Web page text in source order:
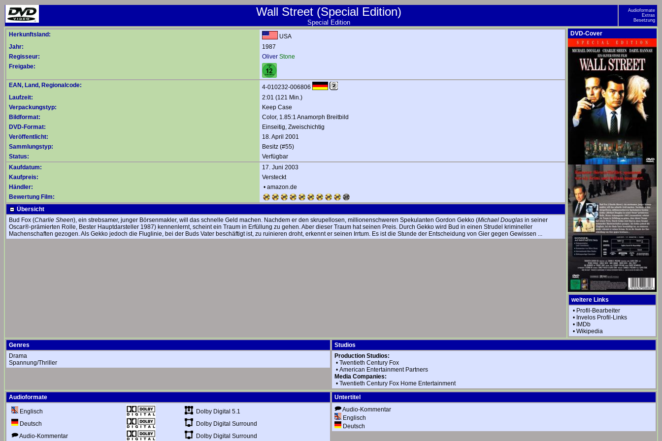
Wall Street (Special Edition)
Special Edition
Audioformate
Extras
Besetzung
Herkunftsland:
USA
Jahr:
1987
Regisseur:
Oliver Stone
Freigabe:
EAN, Land, Regionalcode:
4-010232-006806
Laufzeit:
2:01 (121 Min.)
Verpackungstyp:
Keep Case
Bildformat:
Color, 1.85:1 Anamorph Breitbild
DVD-Format:
Einseitig, Zweischichtig
Veröffentlicht:
18. April 2001
Sammlungstyp:
Besitz (#55)
Status:
Verfügbar
Kaufdatum:
17. Juni 2003
Kaufpreis:
Versteckt
Händler:
• amazon.de
Bewertung Film:
Übersicht
Bud Fox (Charlie Sheen), ein strebsamer, junger Börsenmakler, will das schnelle Geld machen. Nachdem er den skrupellosen, millionenschweren Spekulanten Gordon Gekko (Michael Douglas in seiner
Oscar®-prämierten Rolle, Bester Hauptdarsteller 1987) kennenlernt, scheint ein Traum in Erfüllung zu gehen. Aber dieser Traum hat seinen Preis. Durch Gekko wird Bud in einen Strudel krimineller
Machenschaften gezogen. Als Gekko jedoch die Fluglinie, bei der Buds Vater beschäftigt ist, zu ruinieren droht, erkennt er seinen Irrtum. Es ist die Stunde der Entscheidung von Gier gegen Gewissen ...
DVD-Cover
weitere Links
• Profil-Bearbeiter
• Invelos Profil-Links
• IMDb
• Wikipedia
Genres
Drama
Spannung/Thriller
Studios
Production Studios:
• Twentieth Century Fox
• American Entertainment Partners
Media Companies:
• Twentieth Century Fox Home Entertainment
Audioformate
Englisch
Dolby Digital 5.1
Deutsch
Dolby Digital Surround
Audio-Kommentar
Dolby Digital Surround
Untertitel
Audio-Kommentar
Englisch
Deutsch